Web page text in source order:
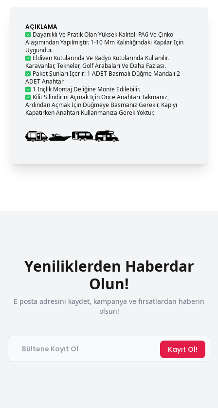
AÇIKLAMA
Dayanıklı Ve Pratik Olan Yüksek Kaliteli PA6 Ve Çinko
Alaşımından Yapılmıştır. 1-10 Mm Kalınlığındaki Kapılar Için
Uygundur.
Eldiven Kutularında Ve Radyo Kutularında Kullanılır.
Karavanlar, Tekneler, Golf Arabaları Ve Daha Fazlası.
Paket Şunları Içerir: 1 ADET Basmalı Düğme Mandalı 2
ADET Anahtar
1 Inçlik Montaj Deliğine Monte Edilebilir.
Kilit Silindirini Açmak Için Önce Anahtarı Takmanız,
Ardından Açmak Için Düğmeye Basmanız Gerekir. Kapıyı
Kapatırken Anahtarı Kullanmanıza Gerek Yoktur.
Yeniliklerden Haberdar
Olun!
E posta adresini kaydet, kampanya ve fırsatlardan haberin
olsun!
Email
Kayıt Ol!